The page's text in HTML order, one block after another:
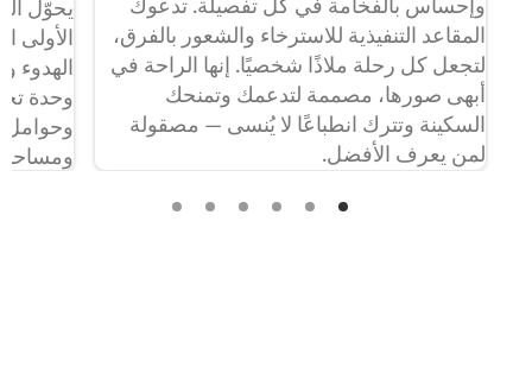
وإحساس بالفخامة في كل تفصيلة. تدعوك
المقاعد التنفيذية للاسترخاء والشعور بالفرق،
لتجعل كل رحلة ملاذًا شخصيًا. إنها الراحة في
أبهى صورها، مصممة لتدعمك وتمنحك
السكينة وتترك انطباعًا لا يُنسى — مصقولة
لمن يعرف الأفضل.
يحوّل
الأولى
الهدوء
وحدة
وحوامل